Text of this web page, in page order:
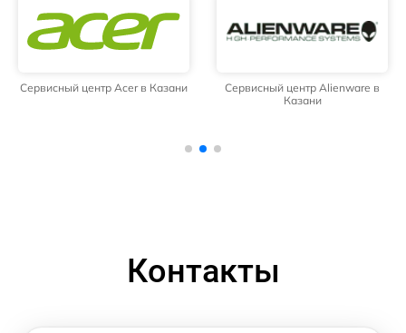
Сервисный центр Acer в Казани
Сервисный центр Alienware в
Казани
Контакты